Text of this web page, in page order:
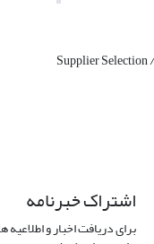
Supplier Selection
اشتراک خبرنامه
برای دریافت اخبار و